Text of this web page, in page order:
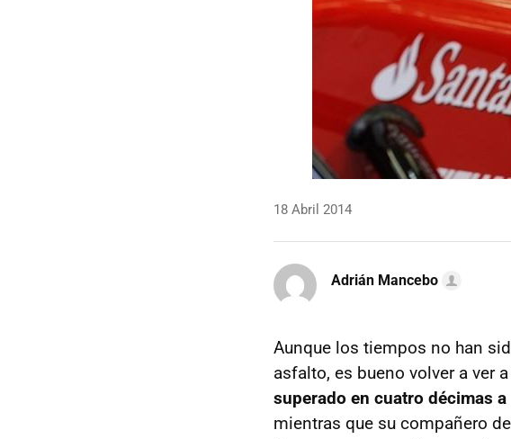
18 Abril 2014
Adrián Mancebo
Aunque los tiempos no han
asfalto, es bueno volver a ver
superado en cuatro décimas
mientras que su compañero